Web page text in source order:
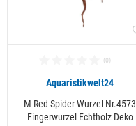
Aquaristikwelt24
M Red Spider Wurzel Nr.4573
Fingerwurzel Echtholz Deko